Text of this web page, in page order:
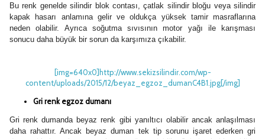
Bu renk genelde silindir blok contası, çatlak silindir bloğu veya silindir
kapak hasarı anlamına gelir ve oldukça yüksek tamir masraflarına
neden olabilir. Ayrıca soğutma sıvısının motor yağı ile karışması
sonucu daha büyük bir sorun da karşımıza çıkabilir.
[img=640x0]http://www.sekizsilindir.com/wp-
content/uploads/2015/12/beyaz_egzoz_dumanC4B1.jpg[/img]
Grirenk egzoz dumanı
Gri renk dumanda beyaz renk gibi yanıltıcı olabilir ancak anlaşılması
daha rahattır. Ancak beyaz duman tek tip sorunu işaret ederken gri